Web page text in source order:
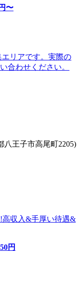
円〜
リアです。実際の
合わせください。
八王子市高尾町2205)
収入&手厚い待遇&
円